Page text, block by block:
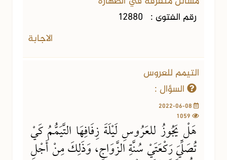
رقم الفتوى : 12880
الاجابة
التيمم للعروس
السؤال :
هَلْ يَجُوزُ للعَرُوسِ لَيْلَةَ زِفَافِهَا التَّيَمُّمُ كَيْ
تُصَلِّيَ رَكْعَتَيْ سُنَّةِ الزَّوَاجِ، وَذَلِكَ مِنْ أَجْلِ